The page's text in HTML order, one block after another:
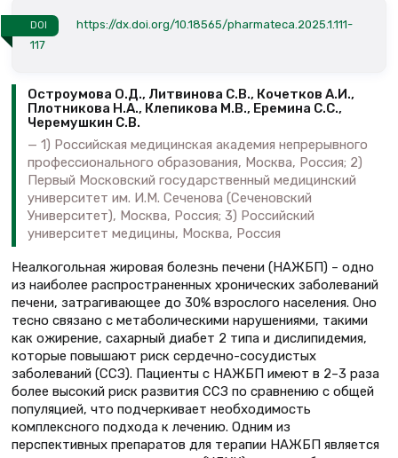
DOI
https://dx.doi.org/10.18565/pharmateca.2025.1.111-
117
Остроумова О.Д., Литвинова С.В., Кочетков А.И.,
Плотникова Н.А., Клепикова М.В., Еремина С.С.,
Черемушкин С.В.
1) Российская медицинская академия непрерывного
профессионального образования, Москва, Россия; 2)
Первый Московский государственный медицинский
университет им. И.М. Сеченова (Сеченовский
Университет), Москва, Россия; 3) Российский
университет медицины, Москва, Россия
Неалкогольная жировая болезнь печени (НАЖБП) – одно
из наиболее распространенных хронических заболеваний
печени, затрагивающее до 30% взрослого населения. Оно
тесно связано с метаболическими нарушениями, такими
как ожирение, сахарный диабет 2 типа и дислипидемия,
которые повышают риск сердечно-сосудистых
заболеваний (ССЗ). Пациенты с НАЖБП имеют в 2–3 раза
более высокий риск развития ССЗ по сравнению с общей
популяцией, что подчеркивает необходимость
комплексного подхода к лечению. Одним из
перспективных препаратов для терапии НАЖБП является